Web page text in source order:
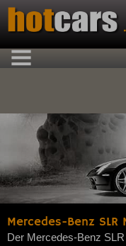
Mercedes-Benz SLR
Der Mercedes-Benz